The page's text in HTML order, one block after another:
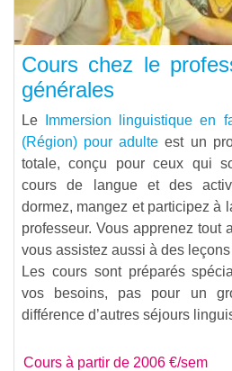
Cours chez le
générales
Le
Immersion linguistique en
(Région) pour adulte est un
totale, conçu pour ceux qui
cours de langue et des
dormez, mangez et participez à
professeur. Vous apprenez tout
vous assistez aussi à des
Les cours sont préparés
vos besoins, pas pour un
différence d’autres séjours
Cours à partir de 2006 €/sem